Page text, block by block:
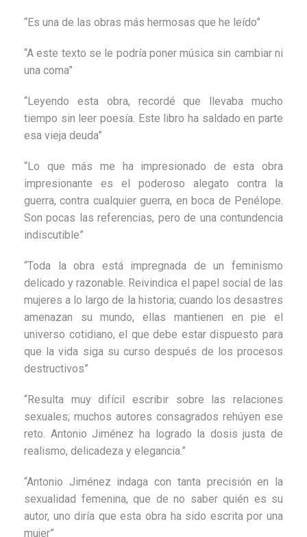
“Es una de las obras más hermosas que he leído”
“A este texto se le podría poner música sin cambiar ni
una coma”
“Leyendo esta obra, recordé que llevaba mucho
tiempo sin leer poesía. Este libro ha saldado en parte
esa vieja deuda”
“Lo que más me ha impresionado de esta obra
impresionante es el poderoso alegato contra la
guerra, contra cualquier guerra, en boca de Penélope.
Son pocas las referencias, pero de una contundencia
indiscutible”
“Toda la obra está impregnada de un feminismo
delicado y razonable. Reivindica el papel social de las
mujeres a lo largo de la historia; cuando los desastres
amenazan su mundo, ellas mantienen en pie el
universo cotidiano, el que debe estar dispuesto para
que la vida siga su curso después de los procesos
destructivos”
“Resulta muy difícil escribir sobre las relaciones
sexuales; muchos autores consagrados rehúyen ese
reto. Antonio Jiménez ha logrado la dosis justa de
realismo, delicadeza y elegancia.”
“Antonio Jiménez indaga con tanta precisión en la
sexualidad femenina, que de no saber quién es su
autor, uno diría que esta obra ha sido escrita por una
mujer”